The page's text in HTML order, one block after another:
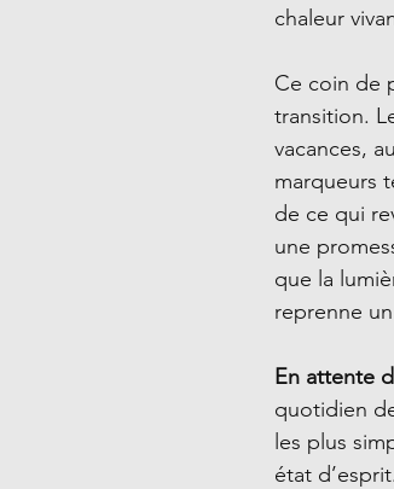
chaleur
Ce coin de
transition.
vacances,
marqueurs
de ce qui
une
que la
reprenne
En attente
quotidien
les plus
état